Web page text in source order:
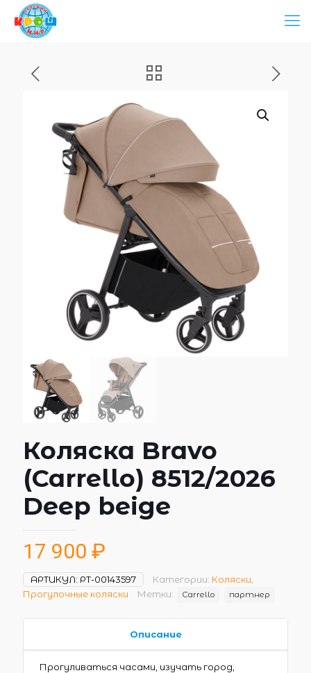
Коляска Bravo
(Carrello) 8512/2026
Deep beige
17 900 ₽
АРТИКУЛ: РТ-00143597 Категории: Коляски
Прогулочные коляски
Метки: Carrello партнер
Описание
Прогуливаться часами, изучать город,